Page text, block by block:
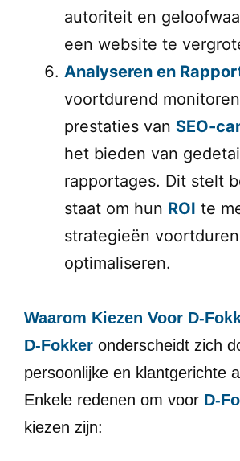
autoriteit en
een website te
Analyseren en
voortdurend
prestaties van SEO-
het bieden van
rapportages. Dit stelt
staat om hun ROI te
strategieën
optimaliseren.
Waarom Kiezen Voor D-
D-Fokker onderscheidt zich
persoonlijke en klantgerichte
Enkele redenen om voor D-
kiezen zijn: